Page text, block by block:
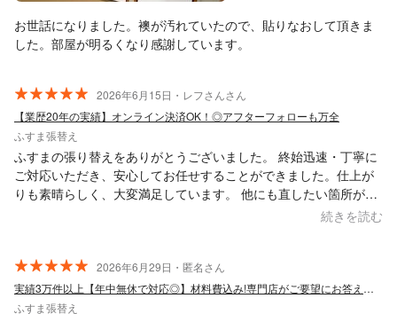
お世話になりました。襖が汚れていたので、貼りなおして頂きま
した。部屋が明るくなり感謝しています。
2026年6月15日・レフさんさん
【業歴20年の実績】オンライン決済OK！◎アフターフォローも万全
ふすま張替え
ふすまの張り替えをありがとうございました。 終始迅速・丁寧に
ご対応いただき、安心してお任せすることができました。仕上が
りも素晴らしく、大変満足しています。 他にも直したい箇所が出
てきた際には、また依頼させていただきたいと考えております。
続きを読む
2026年6月29日・匿名さん
実績3万件以上【年中無休で対応◎】材料費込み!専門店がご要望にお答えします!
ふすま張替え